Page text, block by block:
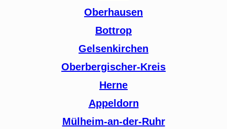
Oberhausen
Bottrop
Gelsenkirchen
Oberbergischer-Kreis
Herne
Appeldorn
Mülheim-an-der-Ruhr